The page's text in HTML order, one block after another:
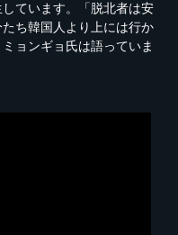
ています。「脱北者は安
ち韓国人より上には行か
ョンギョ氏は語っていま